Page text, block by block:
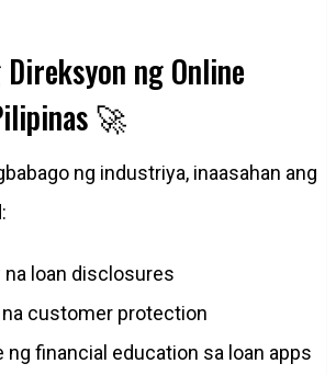
ng Online
🚀
ng industriya, inaasahan ang
na loan disclosures
customer protection
ng financial education sa loan apps